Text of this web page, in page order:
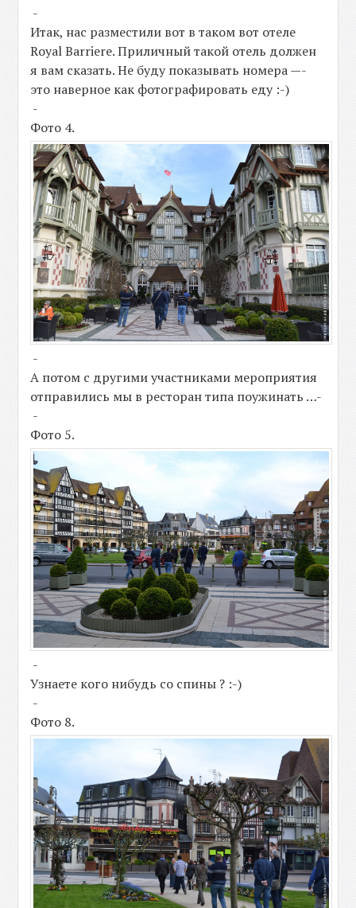
-
Итак, нас разместили вот в таком вот отеле
Royal Barriere. Приличный такой отель должен
я вам сказать. Не буду показывать номера —-
это наверное как фотографировать еду :-)
-
Фото 4.
-
А потом с другими участниками мероприятия
отправились мы в ресторан типа поужинать …-
-
Фото 5.
-
Узнаете кого нибудь со спины ? :-)
-
Фото 8.